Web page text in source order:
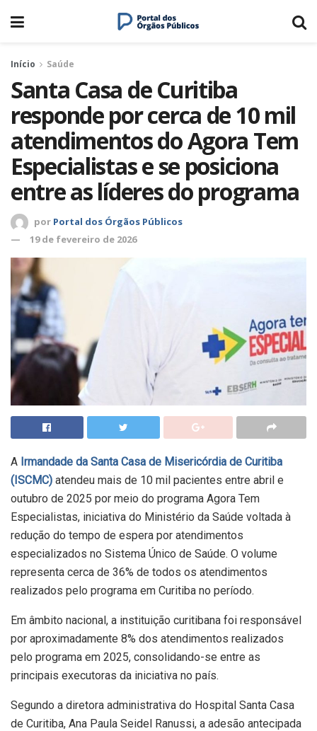
Início Saúde
Santa Casa de Curitiba
responde por cerca de 10 mil
atendimentos do Agora Tem
Especialistas e se posiciona
entre as líderes do programa
por Portal dos Órgãos Públicos
19 de fevereiro de 2026
A Irmandade da Santa Casa de Misericórdia de Curitiba
(ISCMC) atendeu mais de 10 mil pacientes entre abril e
outubro de 2025 por meio do programa Agora Tem
Especialistas, iniciativa do Ministério da Saúde voltada à
redução do tempo de espera por atendimentos
especializados no Sistema Único de Saúde. O volume
representa cerca de 36% de todos os atendimentos
realizados pelo programa em Curitiba no período.
Em âmbito nacional, a instituição curitibana foi responsável
por aproximadamente 8% dos atendimentos realizados
pelo programa em 2025, consolidando-se entre as
principais executoras da iniciativa no país.
Segundo a diretora administrativa do Hospital Santa Casa
de Curitiba, Ana Paula Seidel Ranussi, a adesão antecipada